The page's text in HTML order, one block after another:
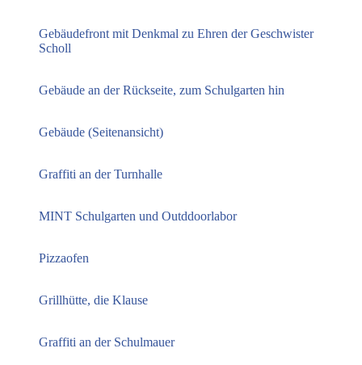
Gebäudefront mit Denkmal zu Ehren der Geschwister
Scholl
Gebäude an der Rückseite, zum Schulgarten hin
Gebäude (Seitenansicht)
Graffiti an der Turnhalle
MINT Schulgarten und Outddoorlabor
Pizzaofen
Grillhütte, die Klause
Graffiti an der Schulmauer